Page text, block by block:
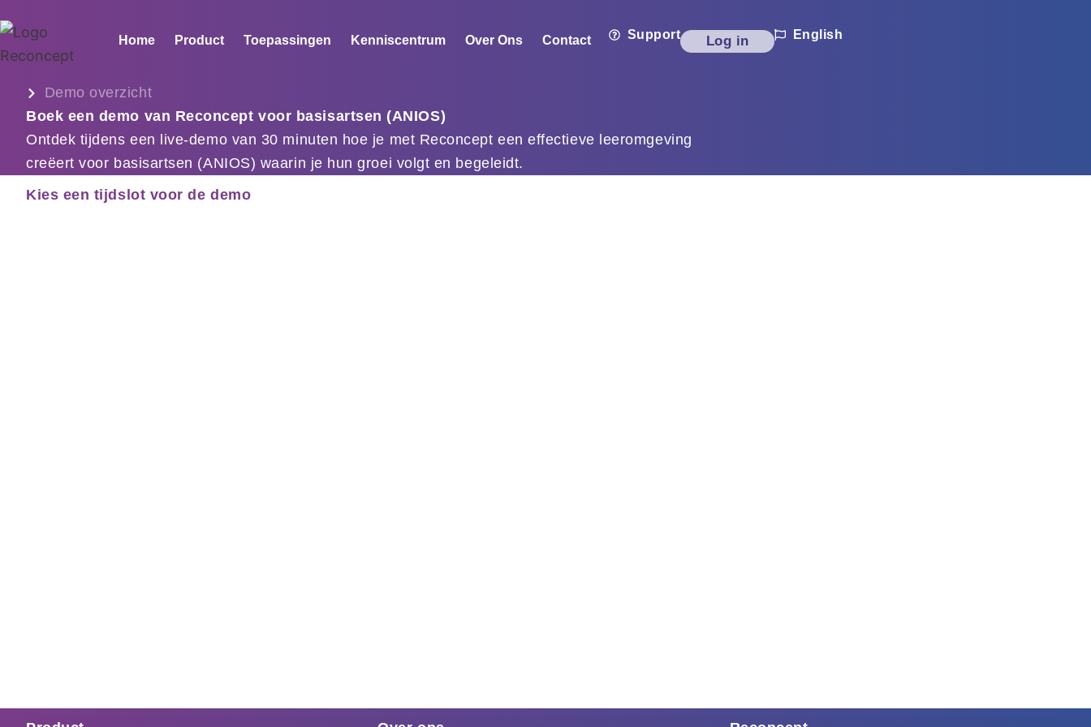
naar
de
Home Product Toepassingen Kenniscentrum Over Ons Contact Support Log in English
Demo overzicht
Boek een demo van Reconcept voor basisartsen (ANIOS)
Ontdek tijdens een live-demo van 30 minuten hoe je met Reconcept een effectieve leeromgeving
creëert voor basisartsen (ANIOS) waarin je hun groei volgt en begeleidt.
Kies een tijdslot voor de demo